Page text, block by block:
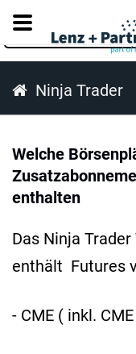
Ninja Trader
Welche
enthalten
Das Ninja
enthält Futures
- CME ( inkl.